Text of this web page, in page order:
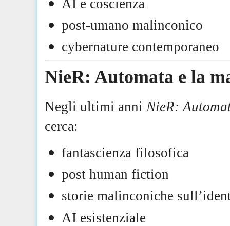
AI e coscienza
post-umano malinconico
cybernature contemporaneo
NieR: Automata e la
Negli ultimi anni NieR:
cerca:
fantascienza filosofica
post human fiction
storie malinconiche
AI esistenziale